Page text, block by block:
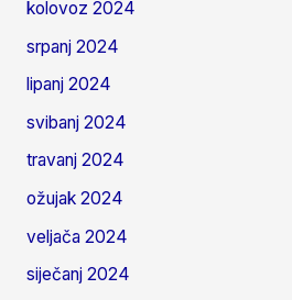
kolovoz 2024
srpanj 2024
lipanj 2024
svibanj 2024
travanj 2024
ožujak 2024
veljača 2024
siječanj 2024